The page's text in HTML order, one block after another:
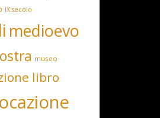
IX secolo
medioevo
museo
libro